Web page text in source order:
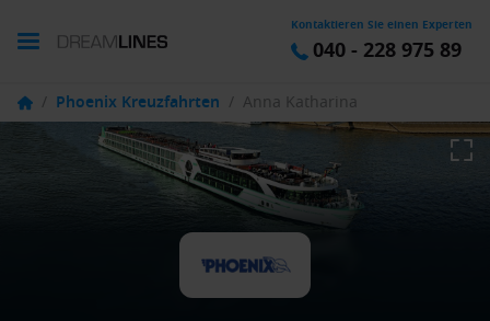
Kontaktieren Sie einen Experten
040 - 228 975 89
/ Phoenix Kreuzfahrten / Anna Katharina